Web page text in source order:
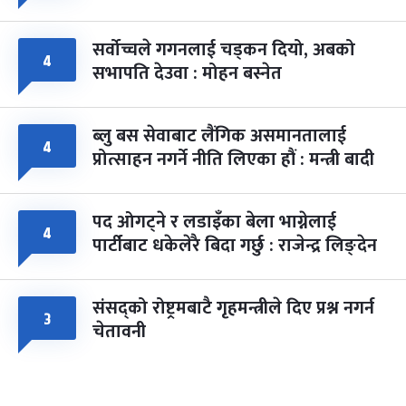
४ सर्वोच्चले गगनलाई चड्कन दियो, अबको
सभापति देउवा : मोहन बस्नेत
४ ब्लु बस सेवाबाट लैंगिक असमानतालाई
प्रोत्साहन नगर्ने नीति लिएका हौं : मन्त्री बादी
४ पद ओगट्ने र लडाइँका बेला भाग्नेलाई
पार्टीबाट धकेलेरै बिदा गर्छु : राजेन्द्र लिङ्देन
३ संसद्को रोष्ट्रमबाटै गृहमन्त्रीले दिए प्रश्न नगर्न
चेतावनी